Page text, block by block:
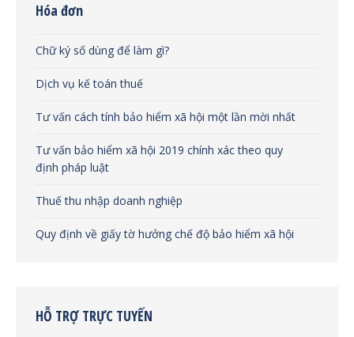
Hóa đơn
Chữ ký số dùng để làm gì?
Dịch vụ kế toán thuế
Tư vấn cách tính bảo hiểm xã hội một lần mời nhất
Tư vấn bảo hiểm xã hội 2019 chính xác theo quy
định pháp luật
Thuế thu nhập doanh nghiệp
Quy định về giấy tờ hưởng chế độ bảo hiểm xã hội
HỖ TRỢ TRỰC TUYẾN